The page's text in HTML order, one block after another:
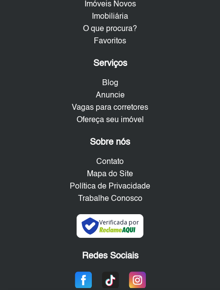
Imóveis Novos
Imobiliária
O que procura?
Favoritos
Serviços
Blog
Anuncie
Vagas para corretores
Ofereça seu imóvel
Sobre nós
Contato
Mapa do Site
Política de Privacidade
Trabalhe Conosco
Verificada por
Redes Sociais